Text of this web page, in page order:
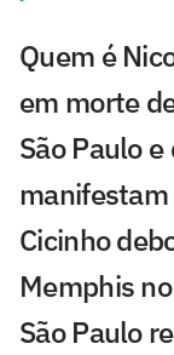
Quem é
em morte
São Paulo
Cicinho
Memphis
São Paulo